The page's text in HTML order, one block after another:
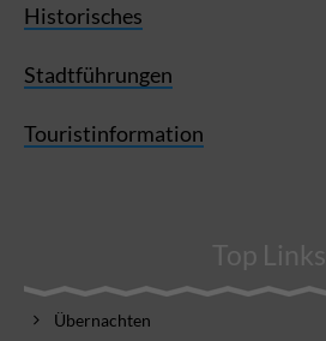
Historisches
Stadtführungen
Touristinformation
Top Links
Übernachten